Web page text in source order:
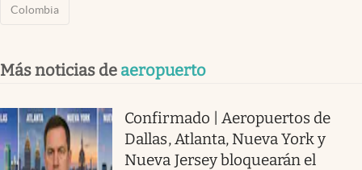
Colombia
Más noticias de aeropuerto
Confirmado | Aeropuertos de
Dallas, Atlanta, Nueva York y
Nueva Jersey bloquearán el